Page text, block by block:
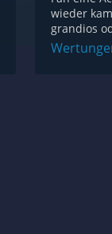
wieder
grandios